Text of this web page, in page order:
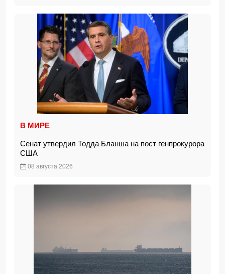
В МИРЕ
Сенат утвердил Тодда Бланша на пост генпрокурора
США
08 августа 2026